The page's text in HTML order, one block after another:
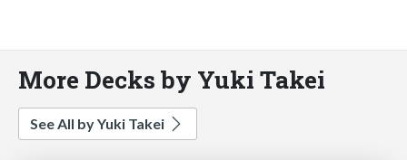
More Decks by Yuki Takei
See All by Yuki Takei